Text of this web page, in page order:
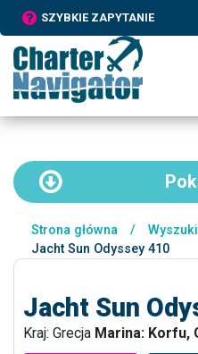
SZYBKIE ZAPYTANIE
Strona główna /
Jacht Sun Odyssey 410
Jacht Sun
Kraj: Grecja Marina: Korfu,